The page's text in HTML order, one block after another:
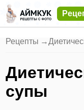
Рецепты →
супы